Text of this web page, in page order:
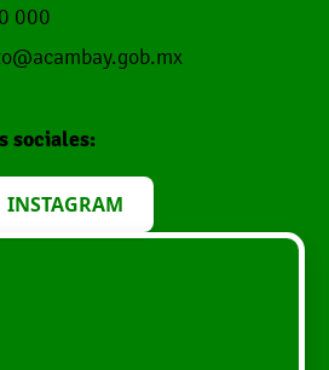
000
sociales:
INSTAGRAM